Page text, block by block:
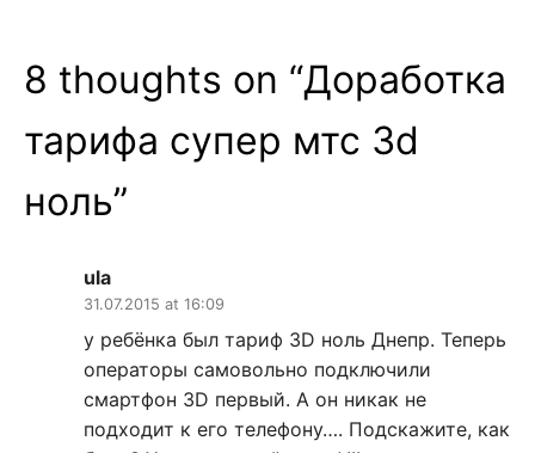
8 thoughts on “Доработка
тарифа супер мтс 3d
ноль”
ula
31.07.2015 at 16:09
у ребёнка был тариф 3D ноль Днепр. Теперь
операторы самовольно подключили
смартфон 3D первый. А он никак не
подходит к его телефону…. Подскажите, как